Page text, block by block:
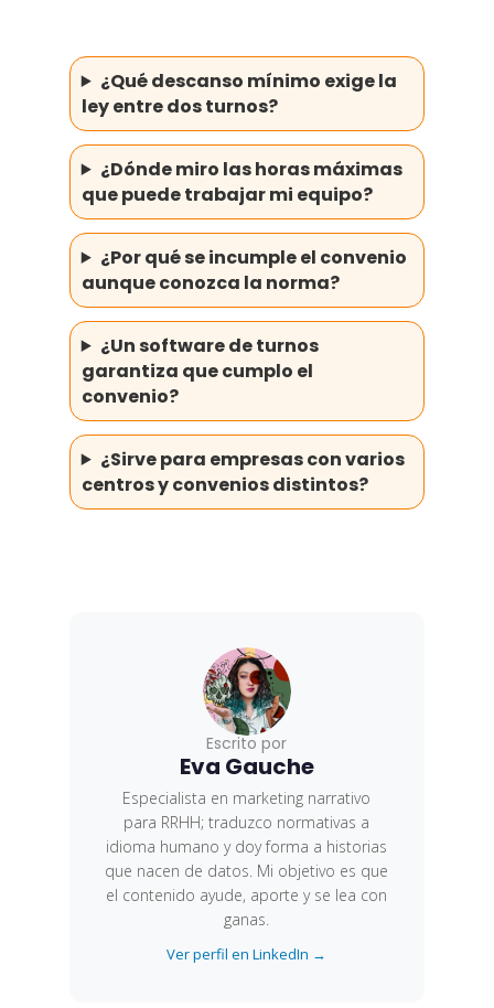
¿Qué descanso mínimo exige la
ley entre dos turnos?
¿Dónde miro las horas máximas
que puede trabajar mi equipo?
¿Por qué se incumple el convenio
aunque conozca la norma?
¿Un software de turnos
garantiza que cumplo el
convenio?
¿Sirve para empresas con varios
centros y convenios distintos?
Escrito por
Eva Gauche
Especialista en marketing narrativo
para RRHH; traduzco normativas a
idioma humano y doy forma a historias
que nacen de datos. Mi objetivo es que
el contenido ayude, aporte y se lea con
ganas.
Ver perfil en LinkedIn →